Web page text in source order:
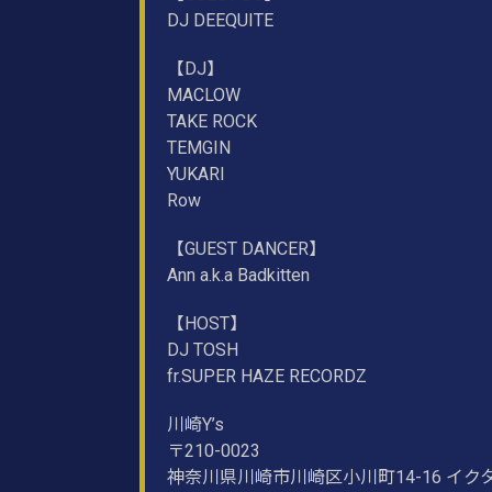
DJ DEEQUITE
【DJ】
MACLOW
TAKE ROCK
TEMGIN
YUKARI
Row
【GUEST DANCER】
Ann a.k.a Badkitten
【HOST】
DJ TOSH
fr.SUPER HAZE RECORDZ
川崎Y’s
〒210-0023
神奈川県川崎市川崎区小川町14-16 イク